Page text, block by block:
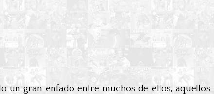
un gran enfado entre muchos de ellos, aquellos